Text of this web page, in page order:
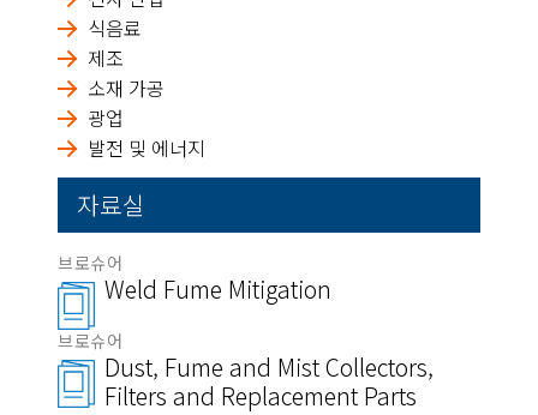
식음료
제조
소재 가공
광업
발전 및 에너지
자료실
브로슈어
Weld Fume Mitigation
브로슈어
Dust, Fume and Mist Collectors,
Filters and Replacement Parts